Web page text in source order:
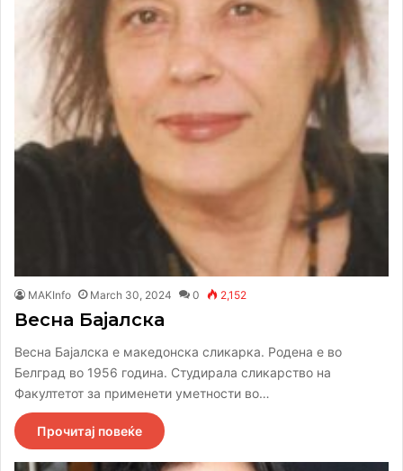
MAKInfo March 30, 2024 0 2,152
Весна Бајалска
Весна Бајалска е македонска сликарка. Родена е во
Белград во 1956 година. Студирала сликарство на
Факултетот за применети уметности во…
Прочитај повеќе